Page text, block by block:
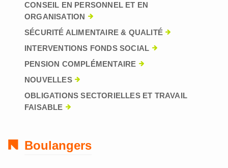
CONSEIL EN PERSONNEL ET EN
ORGANISATION
SÉCURITÉ ALIMENTAIRE & QUALITÉ
INTERVENTIONS FONDS SOCIAL
PENSION COMPLÉMENTAIRE
NOUVELLES
OBLIGATIONS SECTORIELLES ET TRAVAIL
FAISABLE
Boulangers